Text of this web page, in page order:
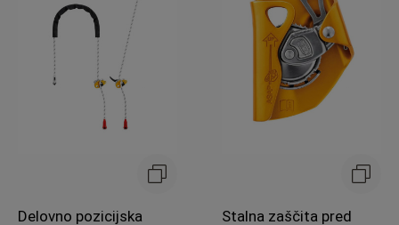
Delovno pozicijska
Stalna zaščita pred